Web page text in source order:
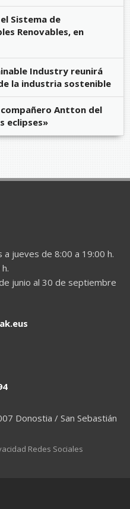
Sistema de
Renovables, en
Industry reunirá
la industria sostenible
Antton del
eclipses»
a jueves de 8:00 a 19:00 h.
junio al 30 de septiembre
Donostia / San Sebastián
Redes Sociales